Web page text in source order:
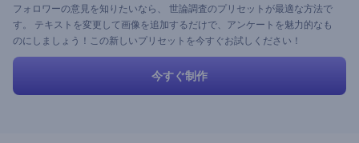
フォロワーの意見を知りたいなら、 世論調査のプリセットが最適な方法で
す。 テキストを変更して画像を追加するだけで、アンケートを魅力的なも
のにしましょう！この新しいプリセットを今すぐお試しください！
今すぐ制作